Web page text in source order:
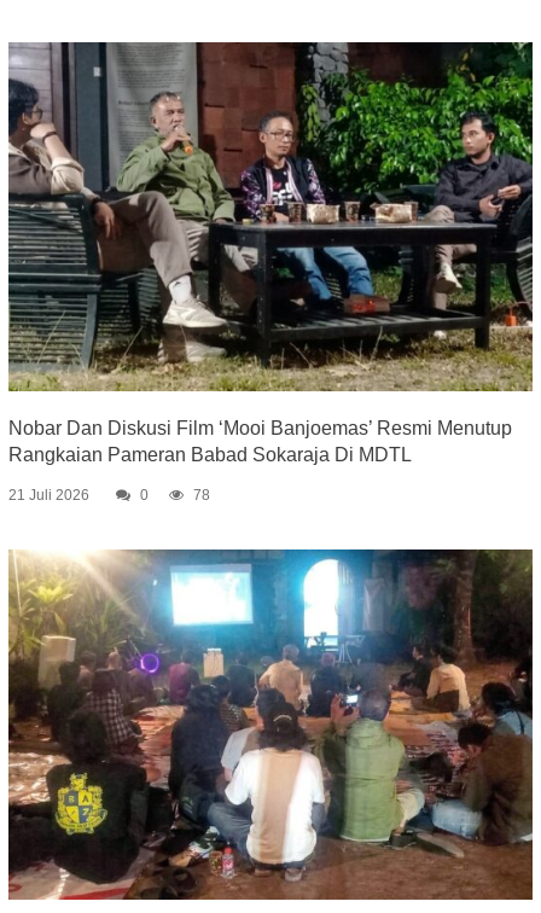
Nobar Dan Diskusi Film ‘Mooi Banjoemas’ Resmi Menutup
Rangkaian Pameran Babad Sokaraja Di MDTL
21 Juli 2026 0 78